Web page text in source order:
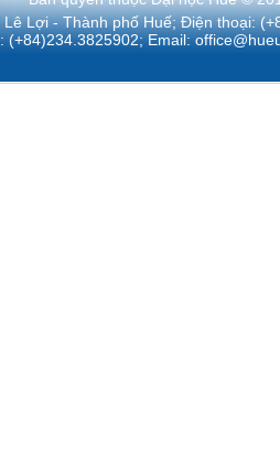
Lợi - Thành phố Huế; Điện thoại:
(+84)234.3825902; Email: